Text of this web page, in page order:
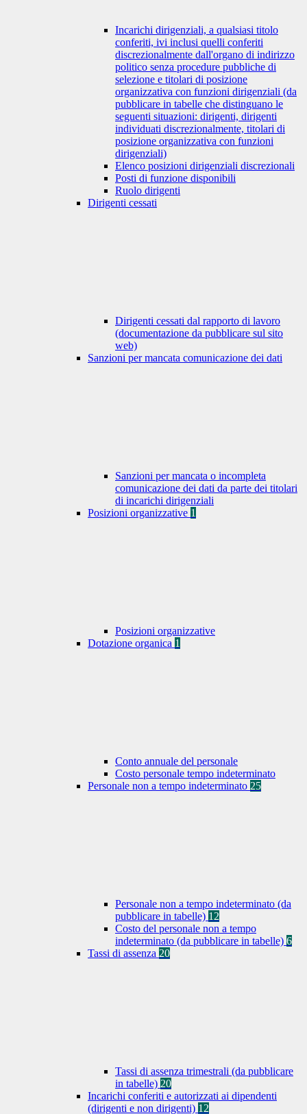
Incarichi dirigenziali, a qualsiasi titolo
conferiti, ivi inclusi quelli conferiti
discrezionalmente dall'organo di indirizzo
politico senza procedure pubbliche di
selezione e titolari di posizione
organizzativa con funzioni dirigenziali (da
pubblicare in tabelle che distinguano le
seguenti situazioni: dirigenti, dirigenti
individuati discrezionalmente, titolari di
posizione organizzativa con funzioni
dirigenziali)
Elenco posizioni dirigenziali discrezionali
Posti di funzione disponibili
Ruolo dirigenti
Dirigenti cessati
Dirigenti cessati dal rapporto di lavoro
(documentazione da pubblicare sul sito
web)
Sanzioni per mancata comunicazione dei dati
Sanzioni per mancata o incompleta
comunicazione dei dati da parte dei titolari
di incarichi dirigenziali
Posizioni organizzative 1
Posizioni organizzative
Dotazione organica 1
Conto annuale del personale
Costo personale tempo indeterminato
Personale non a tempo indeterminato 25
Personale non a tempo indeterminato (da
pubblicare in tabelle) 12
Costo del personale non a tempo
indeterminato (da pubblicare in tabelle) 6
Tassi di assenza 20
Tassi di assenza trimestrali (da pubblicare
in tabelle) 20
Incarichi conferiti e autorizzati ai dipendenti
(dirigenti e non dirigenti) 12